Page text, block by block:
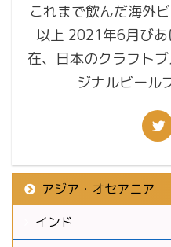
これまで飲んだ海外
以上 2021年6月び
在、日本のクラフト
ジナルビール
アジア・オセアニア
インド